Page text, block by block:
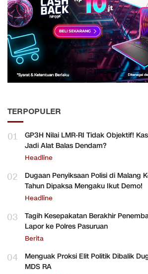
TERPOPULER
01
GP3H Nilai LMR-RI Tidak Objektif!
Jadi Alat Balas Dendam?
Headline
02
Dugaan Penyiksaan Polisi di Malang
Tahun Dipaksa Mengaku Ikut Demo!
Headline
03
Tagih Kesepakatan Berakhir
Lapor ke Polres Pasuruan
Berita
04
Menguak Proksi Elit Politik Dibalik
MDS RA